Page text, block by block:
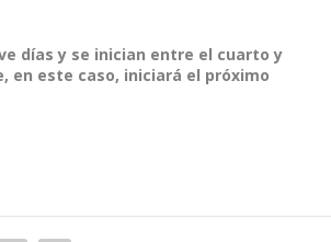
días y se inician entre el cuarto y
en este caso, iniciará el próximo